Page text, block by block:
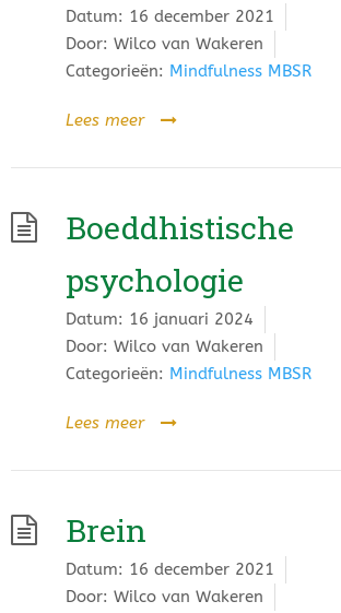
Datum: 16 december 2021
Door: Wilco van Wakeren
Categorieën: Mindfulness MBSR
Lees meer
Boeddhistische
psychologie
Datum: 16 januari 2024
Door: Wilco van Wakeren
Categorieën: Mindfulness MBSR
Lees meer
Brein
Datum: 16 december 2021
Door: Wilco van Wakeren